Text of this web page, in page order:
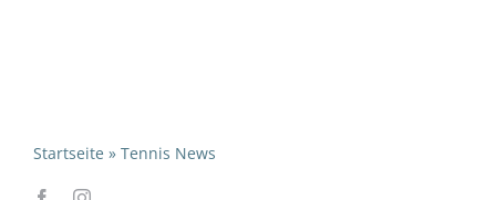
Startseite » Tennis News